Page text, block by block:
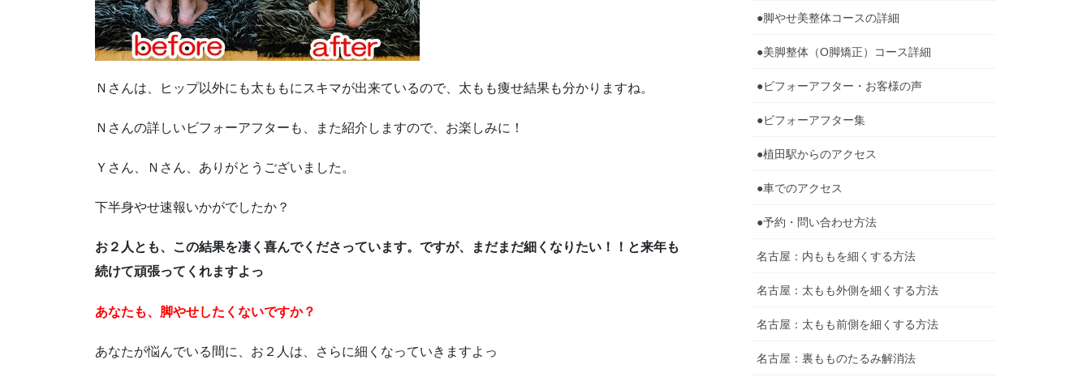
Ｎさんは、ヒップ以外にも太ももにスキマが出来ているので、太もも痩せ結果も分かりますね。
Ｎさんの詳しいビフォーアフターも、また紹介しますので、お楽しみに！
Ｙさん、Ｎさん、ありがとうございました。
下半身やせ速報いかがでしたか？
お２人とも、この結果を凄く喜んでくださっています。ですが、まだまだ細くなりたい！！と来年も
続けて頑張ってくれますよっ
あなたも、脚やせしたくないですか？
あなたが悩んでいる間に、お２人は、さらに細くなっていきますよっ
●脚やせ美整体コースの詳細
●美脚整体（O脚矯正）コース詳細
●ビフォーアフター・お客様の声
●ビフォーアフター集
●植田駅からのアクセス
●車でのアクセス
●予約・問い合わせ方法
名古屋：内ももを細くする方法
名古屋：太もも外側を細くする方法
名古屋：太もも前側を細くする方法
名古屋：裏もものたるみ解消法